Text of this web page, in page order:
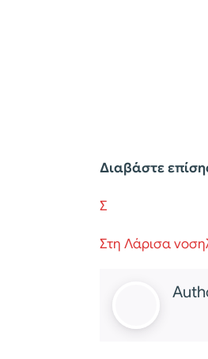
Διαβάστε
Σ
Στη Λάρισα